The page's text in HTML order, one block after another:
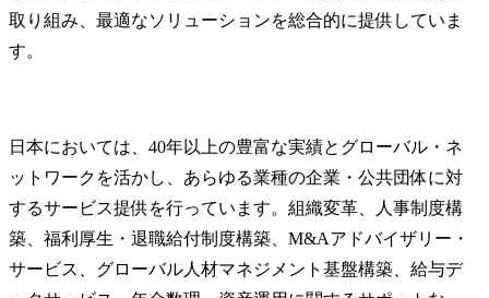
取り組み、最適なソリューションを総合的に提供していま
す。
日本においては、40年以上の豊富な実績とグローバル・ネ
ットワークを活かし、あらゆる業種の企業・公共団体に対
するサービス提供を行っています。組織変革、人事制度構
築、福利厚生・退職給付制度構築、M&Aアドバイザリー・
サービス、グローバル人材マネジメント基盤構築、給与デ